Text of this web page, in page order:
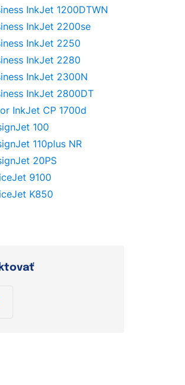
InkJet 1200DTWN
InkJet 2200se
InkJet 2250
InkJet 2280
InkJet 2300N
InkJet 2800DT
InkJet CP 1700d
100
110plus NR
20PS
9100
K850